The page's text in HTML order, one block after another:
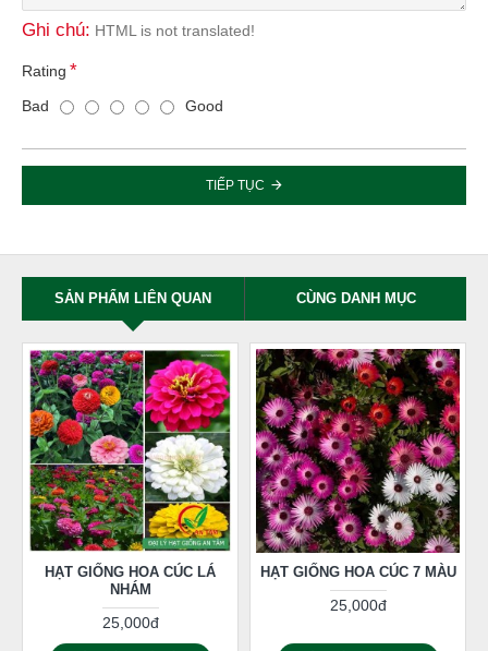
Ghi chú: HTML is not translated!
Rating
Bad
Good
TIẾP TỤC
SẢN PHẨM LIÊN QUAN CÙNG DANH MỤC
HẠT GIỐNG HOA CÚC LÁ
NHÁM
25,000đ
HẠT GIỐNG HOA CÚC 7 MÀU
25,000đ